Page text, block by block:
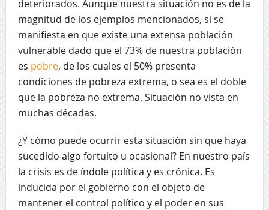
deteriorados. Aunque nuestra situación no es de la
magnitud de los ejemplos mencionados, si se
manifiesta en que existe una extensa población
vulnerable dado que el 73% de nuestra población
es pobre, de los cuales el 50% presenta
condiciones de pobreza extrema, o sea es el doble
que la pobreza no extrema. Situación no vista en
muchas décadas.
¿Y cómo puede ocurrir esta situación sin que haya
sucedido algo fortuito u ocasional? En nuestro país
la crisis es de índole política y es crónica. Es
inducida por el gobierno con el objeto de
mantener el control político y el poder en sus